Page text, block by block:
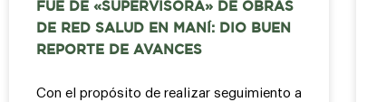
FUE DE «SUPERVISORA» DE OBRAS
DE RED SALUD EN MANÍ: DIO BUEN
REPORTE DE AVANCES
Con el propósito de realizar seguimiento a